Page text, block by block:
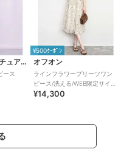
ジル バイ ジル スチュアート
ース
¥500ｸｰﾎﾟﾝ
オフオン
ラインフラワープリーツワン
ピース/洗える/WEB限定サイズ
あり
¥14,300